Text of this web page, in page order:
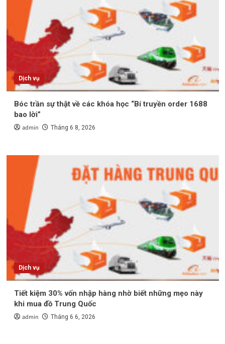
Dịch vụ
Bóc trần sự thật về các khóa học “Bí truyền order 1688
bao lời”
admin Tháng 6 8, 2026
Dịch vụ
Tiết kiệm 30% vốn nhập hàng nhờ biết những mẹo này
khi mua đồ Trung Quốc
admin Tháng 6 6, 2026